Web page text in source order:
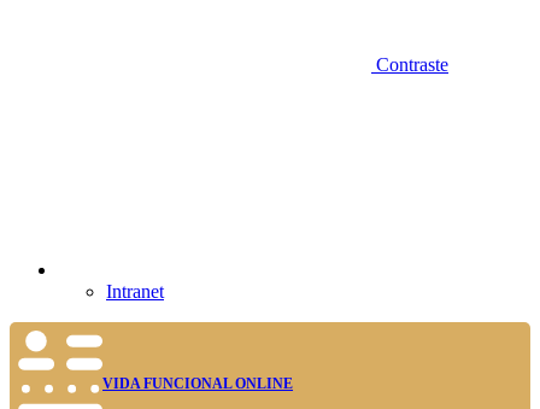
Contraste
Intranet
VIDA FUNCIONAL ONLINE